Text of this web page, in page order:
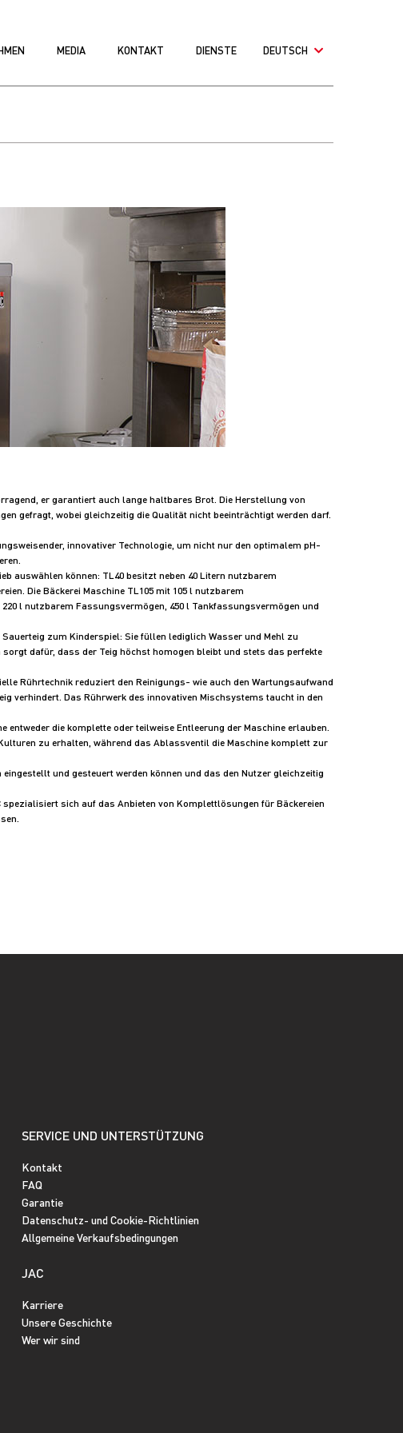
MEDIA KONTAKT DIENSTE DEUTSCH
er garantiert auch lange haltbares Brot. Die Herstellung von
gefragt, wobei gleichzeitig die Qualität nicht beeinträchtigt werden darf.
innovativer Technologie, um nicht nur den optimalem pH-
auswählen können: TL40 besitzt neben 40 Litern nutzbarem
Die Bäckerei Maschine TL105 mit 105 l nutzbarem
l nutzbarem Fassungsvermögen, 450 l Tankfassungsvermögen und
zum Kinderspiel: Sie füllen lediglich Wasser und Mehl zu
dafür, dass der Teig höchst homogen bleibt und stets das perfekte
Rührtechnik reduziert den Reinigungs- wie auch den Wartungsaufwand
verhindert. Das Rührwerk des innovativen Mischsystems taucht in den
die komplette oder teilweise Entleerung der Maschine erlauben.
zu erhalten, während das Ablassventil die Maschine komplett zur
und gesteuert werden können und das den Nutzer gleichzeitig
sich auf das Anbieten von Komplettlösungen für Bäckereien
SERVICE UND UNTERSTÜTZUNG
Kontakt
FAQ
Garantie
Datenschutz- und Cookie-Richtlinien
Allgemeine Verkaufsbedingungen
JAC
Karriere
Unsere Geschichte
Wer wir sind